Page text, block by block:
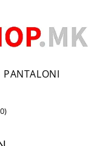
PANTALONI